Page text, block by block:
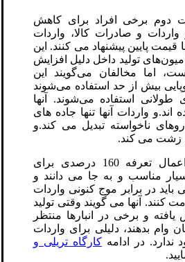
دوم برخی افراد برای کاهش
و صادرات کالا، واردات
پایین پیشنهاد می کنند. این
تولید داخل دلیل افزایش
اما مخالفان می‌گویند این
بیش از حد استفاده می‌شوند
طولانی استفاده می‌شوند. آنها
اند.و واردات آنها تنها جاده های
ناخواسته تبدیل می کند.و
زشت می کند.
آنها تصمیم دولت برای اعمال تعرفه 160 درصدی برای
مناسب و به جا می دانند و
باید در برابر موج کنونی واردات
کنند. آنها می گویند وقتی تولید
افزایش یافته و برخی در انبارها منتظر
وام بدهند، دلیلی برای واردات
ندارد. در ادامهکارگاه تریلی و